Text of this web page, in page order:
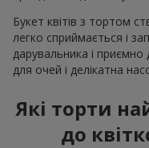
Букет квітів з тортом
легко сприймається і
дарувальника і
для очей і делікатна
Які торти
до